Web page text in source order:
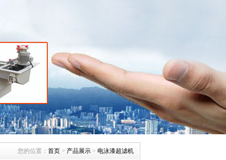
您的位置： 首页> 产品展示> 电泳漆超滤机